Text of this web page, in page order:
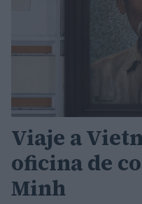
Viaje a
oficina de
Minh